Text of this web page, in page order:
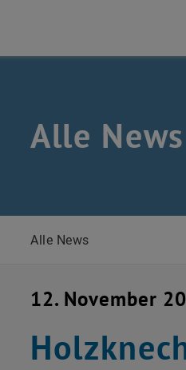
Alle
Alle News
12. November